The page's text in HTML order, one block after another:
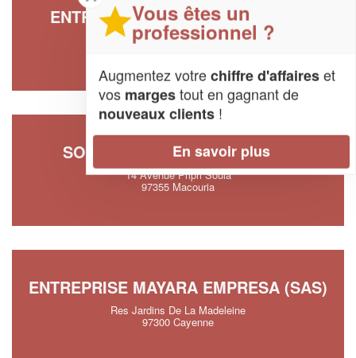
ENTREPRISE SMS GUYANE (SAS)
3 Rue Des Cerisiers
SOCIÉTÉ TINE SERVICE (SAS)
14 Avenue Pripri Soula
97355 Macouria
ENTREPRISE MAYARA EMPRESA (SAS)
Res Jardins De La Madeleine
97300 Cayenne
Vous êtes un
professionnel ?
Augmentez votrechiffre d'affaireset
vos margestout en gagnant de
nouveaux clients !
En savoir plus